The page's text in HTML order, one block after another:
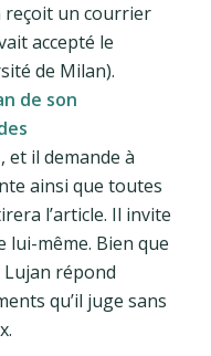
reçoit un courrier
accepté le
de Milan).
de son
, et il demande à
ainsi que toutes
l’article. Il invite
lui-même. Bien que
Lujan répond
qu’il juge sans